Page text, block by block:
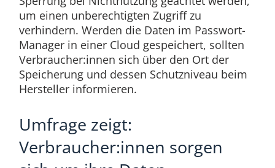
um einen unberechtigten Zugriff zu
verhindern. Werden die Daten im Passwort-
Manager in einer Cloud gespeichert, sollten
Verbraucher:innen sich über den Ort der
Speicherung und dessen Schutzniveau beim
Hersteller informieren.
Umfrage zeigt:
Verbraucher:innen sorgen